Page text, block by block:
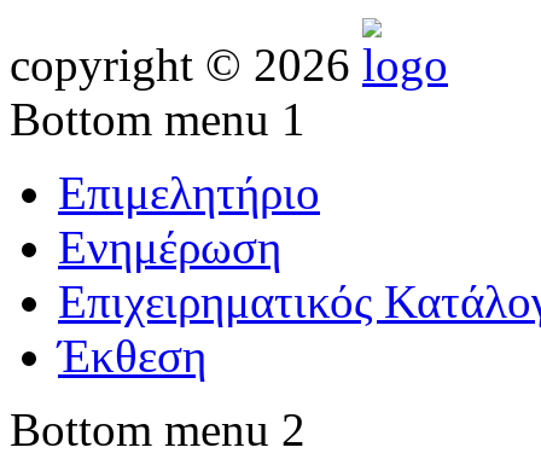
copyright © 2026
Bottom menu 1
Επιμελητήριο
Ενημέρωση
Επιχειρηματικός
Έκθεση
Bottom menu 2